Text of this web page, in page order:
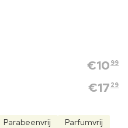
€10 99
€17 29
Parabeenvrij Parfumvrij